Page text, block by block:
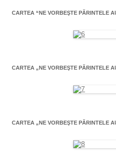
CARTEA “NE VORBEŞTE PĂRINTELE
CARTEA „NE VORBEŞTE PĂRINTELE
CARTEA „NE VORBEŞTE PĂRINTELE